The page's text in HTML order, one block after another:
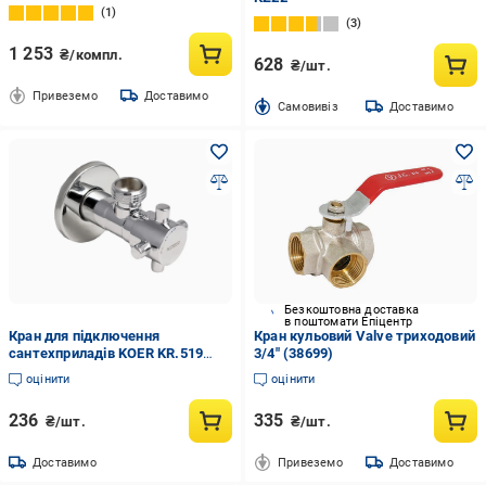
1/2" 7777 2 шт. Хром (29922073)
1
1 253 ₴/компл.
Привеземо Доставимо
3
628 ₴/шт.
Cамовивіз Доставимо
Кран для підключення
сантехприладів KOER KR.519
1/2x1/2 латунь Хром (OL-
KR3212)
оцінити
236 ₴/шт.
Доставимо
Безкоштовна доставка
в поштомати Епіцентр
Кран кульовий Valve триходовий
3/4" (38699)
оцінити
335 ₴/шт.
Привеземо Доставимо